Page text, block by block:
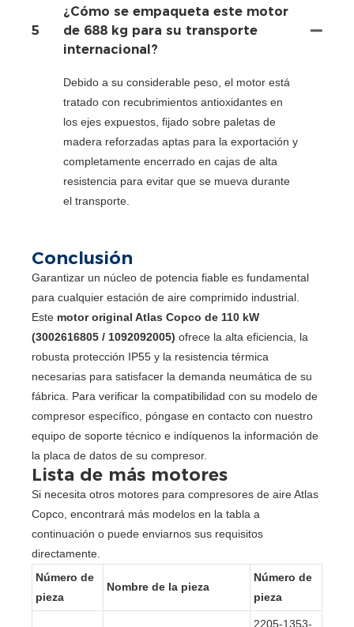
5
¿Cómo se empaqueta este motor
de 688 kg para su transporte
internacional?
Debido a su considerable peso, el motor está
tratado con recubrimientos antioxidantes en
los ejes expuestos, fijado sobre paletas de
madera reforzadas aptas para la exportación y
completamente encerrado en cajas de alta
resistencia para evitar que se mueva durante
el transporte.
Conclusión
Garantizar un núcleo de potencia fiable es fundamental
para cualquier estación de aire comprimido industrial.
Este motor original Atlas Copco de 110 kW
(3002616805 / 1092092005) ofrece la alta eficiencia, la
robusta protección IP55 y la resistencia térmica
necesarias para satisfacer la demanda neumática de su
fábrica. Para verificar la compatibilidad con su modelo de
compresor específico, póngase en contacto con nuestro
equipo de soporte técnico e indíquenos la información de
la placa de datos de su compresor.
Lista de más motores
Si necesita otros motores para compresores de aire Atlas
Copco, encontrará más modelos en la tabla a
continuación o puede enviarnos sus requisitos
directamente.
Número de
pieza
Nombre de la pieza
Número de
pieza
2205-1353-